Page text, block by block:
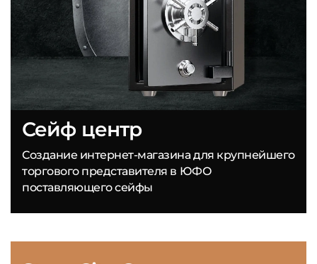
Сейф центр
Создание интернет-магазина для крупнейшего
торгового представителя в ЮФО
поставляющего сейфы